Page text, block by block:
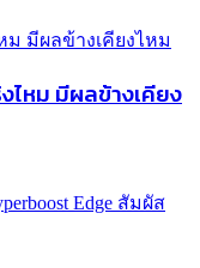
หม มีผลข้างเคียง